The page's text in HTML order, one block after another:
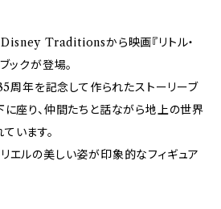
Traditionsから映画『リトル・
ックが登場。
周年を記念して作られたストーリーブ
に座り、仲間たちと話ながら地上の世界
います。
エルの美しい姿が印象的なフィギュア